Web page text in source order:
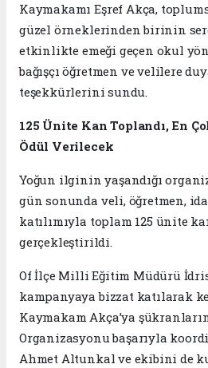
Kaymakamı Eşref Akça,
güzel örneklerinden birinin
etkinlikte emeği geçen okul
bağışçı öğretmen ve velilere
teşekkürlerini sundu.
125 Ünite Kan Toplandı, En
Ödül Verilecek
Yoğun ilginin yaşandığı
gün sonunda veli, öğretmen,
katılımıyla toplam 125 ünite
gerçekleştirildi.
Of İlçe Milli Eğitim Müdürü
kampanyaya bizzat katılarak
Kaymakam Akça’ya
Organizasyonu başarıyla
Ahmet Altunkal ve ekibini de